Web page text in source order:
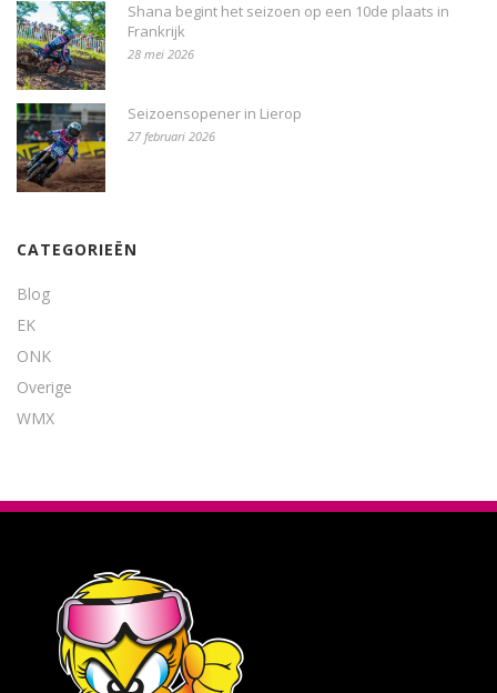
Shana begint het seizoen op een 10de plaats in
Frankrijk
28 mei 2026
Seizoensopener in Lierop
27 februari 2026
CATEGORIEËN
Blog
EK
ONK
Overige
WMX